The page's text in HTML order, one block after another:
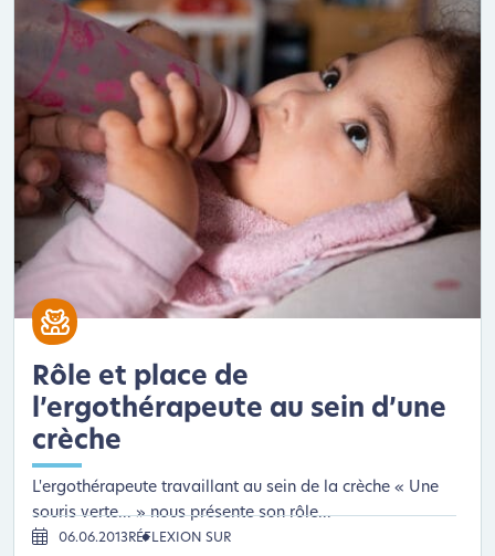
Rôle et place de
l’ergothérapeute au sein d’une
crèche
L'ergothérapeute travaillant au sein de la crèche « Une
souris verte... » nous présente son rôle...
06.06.2013 RÉFLEXION SUR